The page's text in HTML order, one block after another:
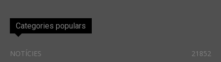
Categories populars
NOTÍCIES
21852